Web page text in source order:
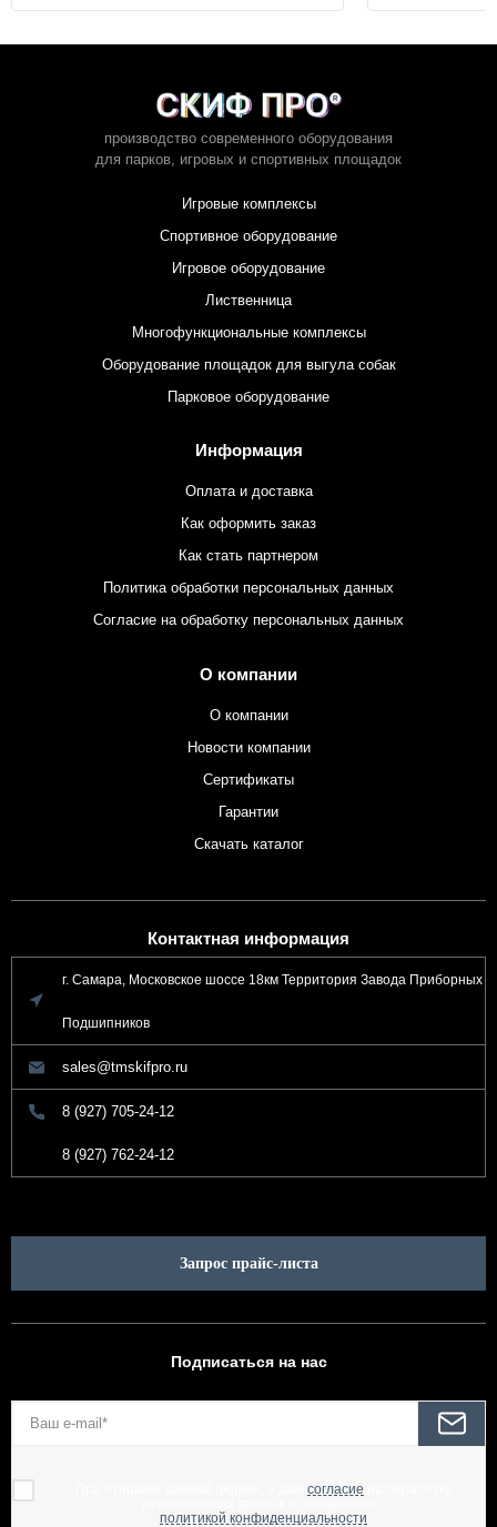
производство современного оборудования
для парков, игровых и спортивных площадок
Игровые комплексы
Спортивное оборудование
Игровое оборудование
Лиственница
Многофункциональные комплексы
Оборудование площадок для выгула собак
Парковое оборудование
Информация
Оплата и доставка
Как оформить заказ
Как стать партнером
Политика обработки персональных данных
Согласие на обработку персональных данных
О компании
О компании
Новости компании
Сертификаты
Гарантии
Скачать каталог
Контактная информация
г. Самара, Московское шоссе 18км Территория Завода Приборных
Подшипников
sales@tmskifpro.ru
8 (927) 705-24-12
8 (927) 762-24-12
Запрос прайс-листа
Подписаться на нас
согласие
политикой конфиденциальности